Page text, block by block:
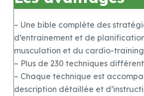
– Une bible complète des
d’entraînement et de
musculation et du cardio-training
– Plus de 230 techniques
– Chaque technique est
description détaillée et